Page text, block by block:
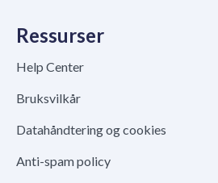
Ressurser
Help Center
Bruksvilkår
Datahåndtering og cookies
Anti-spam policy